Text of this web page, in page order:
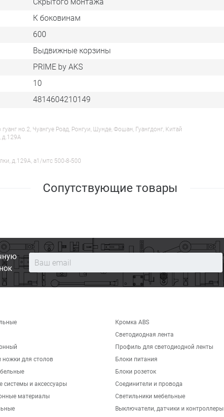
хранение столовой посуды, продуктов на кухне.
доводчиком,
К боковинам
600
Выдвижные корзины
PRIME by AKS
10
4814604210149
но.2, Чуангуе Роад, Ронгуи, Шунде, Фошан, Гуангдонг, Китай
д.129А
д.129А, a1/мтс 500-8-500
Сопутствующие товары
ножки для столов
системы и аксессуары
материалы
Кромка ABS
Светодиодная лента
Профиль для светодиодной ленты
Блоки питания
Блоки розеток
Соединители и провода
Светильники мебельные
Выключатели, датчики и контроллеры